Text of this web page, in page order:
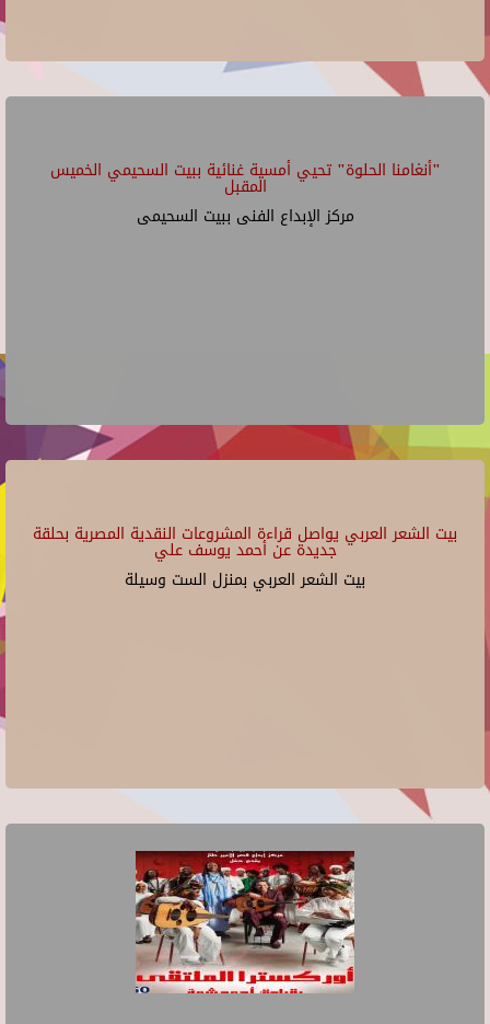
"أنغامنا الحلوة" تحيي أمسية غنائية ببيت السحيمي الخميس
المقبل
مركز الإبداع الفنى ببيت السحيمى
بيت الشعر العربي يواصل قراءة المشروعات النقدية المصرية بحلقة
جديدة عن أحمد يوسف علي
بيت الشعر العربي بمنزل الست وسيلة